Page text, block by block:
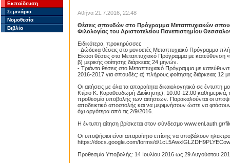
Εκπαίδευση
Σεμινάρια
Νομοθεσία
Βιβλία
Αθήνα 21.7.2016, 22:48
Θέσεις σπουδών στο Πρόγραμμα Μεταπτυχιακών
Φιλολογίας του Αριστοτελείου Πανεπιστημίου
Ειδικότερα, προκηρύσσει:
- Δώδεκα θέσεις στο μονοετές Μεταπτυχιακό Πρόγραμμα
Είκοσι θέσεις στο Μεταπτυχιακό Πρόγραμμα με
β) μερικής φοίτησης διάρκειας 24 μηνών.
- Τριάντα θέσεις στο Μεταπτυχιακό Πρόγραμμα με
2016-2017 για σπουδές: α) πλήρους φοίτησης διάρκειας 12
Οι αιτήσεις με όλα τα απαραίτητα δικαιολογητικά σε
Κτίριο Κ. Καραθεοδωρή-Διοίκησης), 10.00-12.00
προθεσμία υποβολής των αιτήσεων. Παρακαλούνται οι
αποδεικτικό αποστολής και να μεριμνήσουν ώστε να
όχι αργότερα από τις 2/9/2016.
Η έντυπη αίτηση βρίσκεται στον σύνδεσμο
Οι υποψήφιοι είναι απαραίτητο επίσης να υποβάλουν
https://docs.google.com/forms/d/
Προθεσμία Υποβολής: 14 Ιουλίου 2016 ως 29 Αυγούστου